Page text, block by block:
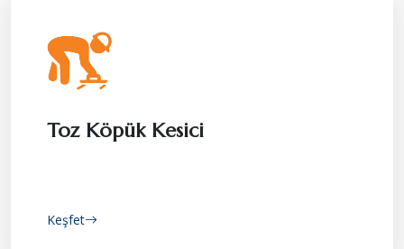
Toz Köpük Kesici
Keşfet